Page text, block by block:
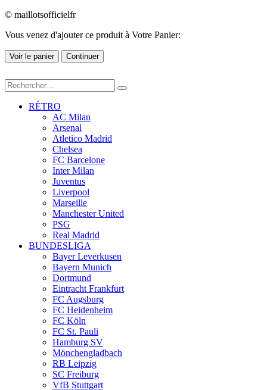
© maillotsofficielfr
Vous venez d'ajouter ce produit à Votre Panier:
Voir le panier Continuer
RÉTRO
AC Milan
Arsenal
Atletico Madrid
Chelsea
FC Barcelone
Inter Milan
Juventus
Liverpool
Marseille
Manchester United
PSG
Real Madrid
BUNDESLIGA
Bayer Leverkusen
Bayern Munich
Dortmund
Eintracht Frankfurt
FC Augsburg
FC Heidenheim
FC Köln
FC St. Pauli
Hamburg SV
Mönchengladbach
RB Leipzig
SC Freiburg
VfB Stuttgart